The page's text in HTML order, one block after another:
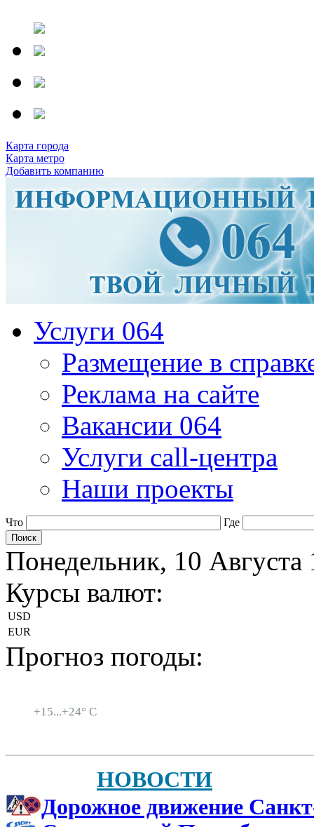
Карта города
Карта метро
Добавить компанию
Услуги 064
Размещение в
Реклама на сайте
Вакансии 064
Услуги call-центра
Наши проекты
Что Где
Понедельник, 10 Августа
Курсы валют:
USD
EUR
Прогноз погоды:
+15...+24° C
НОВОСТИ
Дорожное движение